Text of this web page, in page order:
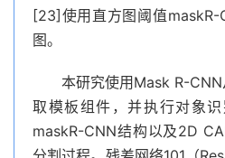
[23]使用直方图阈值
图。
本研究使用Mask R-
取模板组件，并执行对象
maskR-CNN结构以及2D